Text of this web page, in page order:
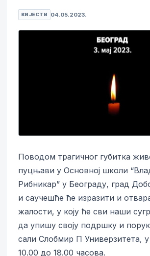
ВИЈЕСТИ 04.05.2023.
Поводом трагичног губитка
пуцњави у Основној школи
Рибникар” у Београду, град
и саучешће ће изразити и
жалости, у коју ће сви наши
да упишу своју подршку и
сали Слобмир П Универзитета,
10.00 до 18.00 часова.